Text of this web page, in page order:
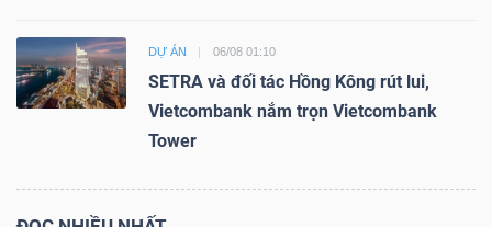
DỰ ÁN 06/08 01:10
SETRA và đối tác Hồng Kông rút lui,
Vietcombank nắm trọn Vietcombank
Tower